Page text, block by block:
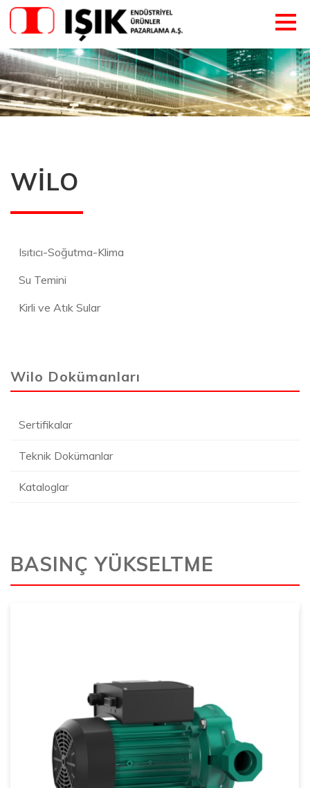
WİLO
Isıtıcı-Soğutma-Klima
Su Temini
Kirli ve Atık Sular
Wilo Dokümanları
Sertifikalar
Teknik Dokümanlar
Kataloglar
BASINÇ YÜKSELTME